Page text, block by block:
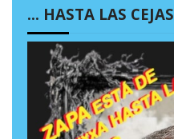
… HASTA LAS CEJAS